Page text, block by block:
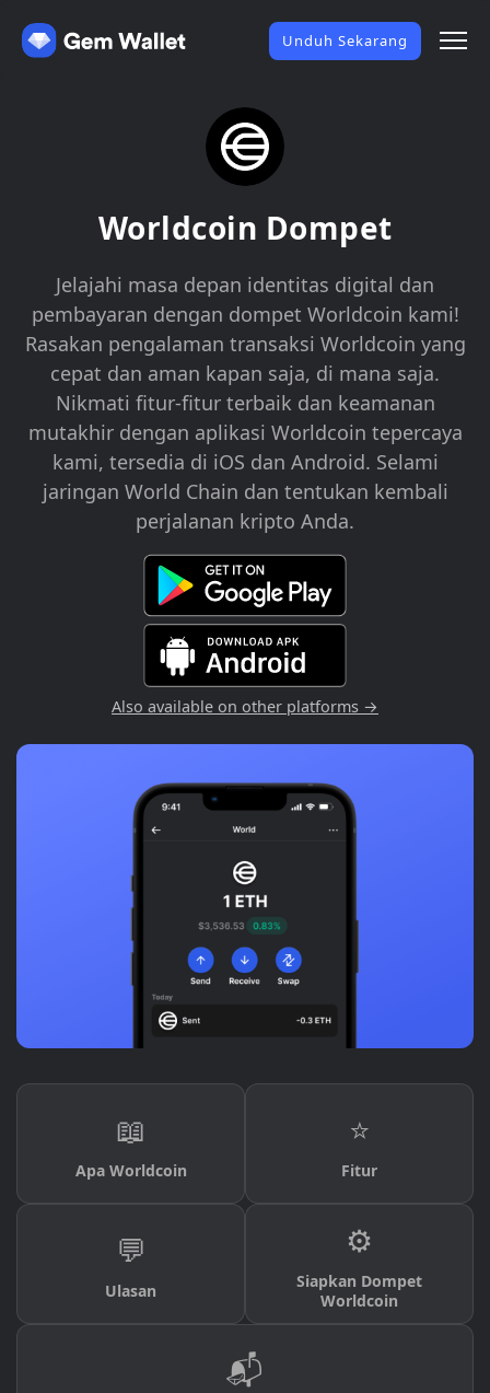
Unduh Sekarang
Worldcoin Dompet
Jelajahi masa depan identitas digital dan
pembayaran dengan dompet Worldcoin kami!
Rasakan pengalaman transaksi Worldcoin yang
cepat dan aman kapan saja, di mana saja.
Nikmati fitur-fitur terbaik dan keamanan
mutakhir dengan aplikasi Worldcoin tepercaya
kami, tersedia di iOS dan Android. Selami
jaringan World Chain dan tentukan kembali
perjalanan kripto Anda.
Also available on other platforms →
📖
Apa Worldcoin
⭐
Fitur
💬
Ulasan
⚙️
Siapkan Dompet
Worldcoin
📬